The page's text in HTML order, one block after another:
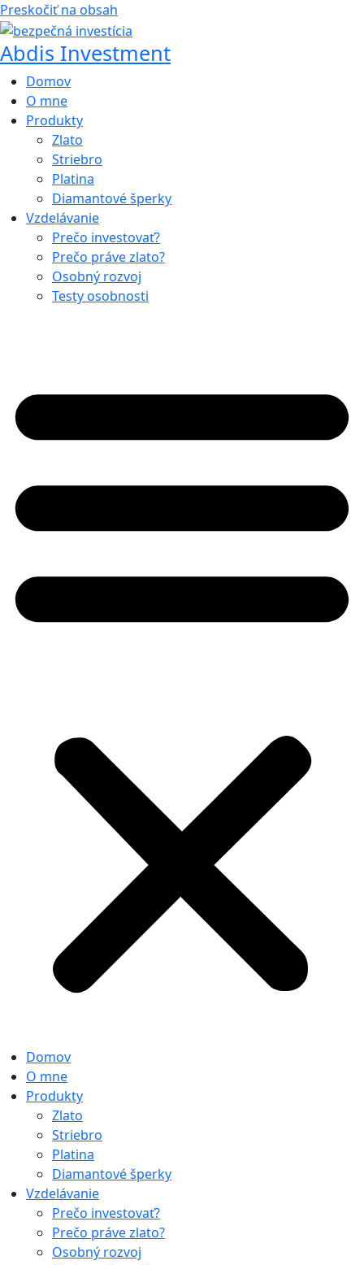
Preskočiť na obsah
Abdis Investment
Domov
O mne
Produkty
Zlato
Striebro
Platina
Diamantové šperky
Vzdelávanie
Prečo investovať?
Prečo práve zlato?
Osobný rozvoj
Testy osobnosti
Domov
O mne
Produkty
Zlato
Striebro
Platina
Diamantové šperky
Vzdelávanie
Prečo investovať?
Prečo práve zlato?
Osobný rozvoj